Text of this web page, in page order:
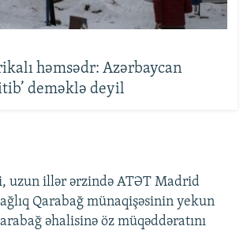
həmsədr: Azərbaycan
deməklə deyil
uzun illər ərzində ATƏT Madrid
Qarabağ münaqişəsinin yekun
əhalisinə öz müqəddəratını